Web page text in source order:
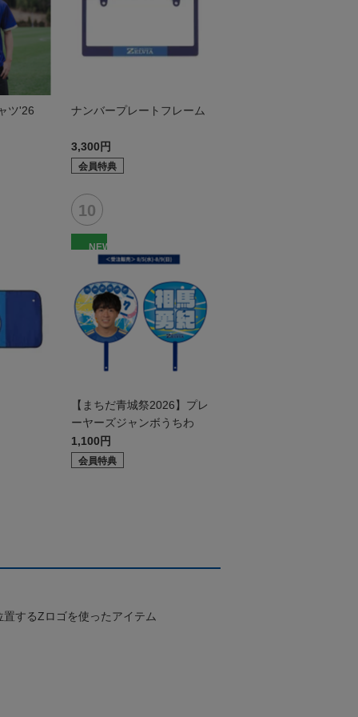
ツ'26 ナンバープレートフレーム
3,300円
会員特典
NEW
【まちだ青城祭2026】プレ
ーヤーズジャンボうちわ
1,100円
会員特典
するZロゴを使ったアイテム